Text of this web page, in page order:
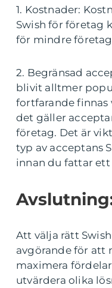
1. Kostnader:
Swish för företag
för mindre
2. Begränsad
blivit alltmer
fortfarande finnas
det gäller
företag. Det är
typ av acceptans
innan du fattar ett
Att välja rätt
avgörande för att
maximera
utvärdera olika